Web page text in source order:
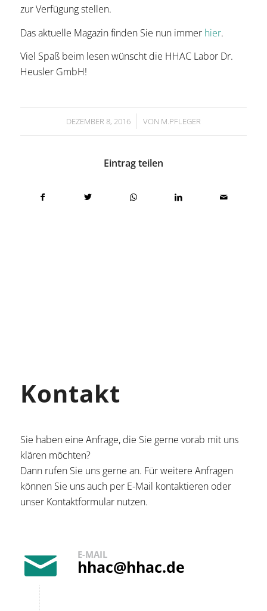
zur Verfügung stellen.
Das aktuelle Magazin finden Sie nun immer hier.
Viel Spaß beim lesen wünscht die HHAC Labor Dr.
Heusler GmbH!
DEZEMBER 8, 2016
/ VON M.PFLEGER
Eintrag teilen
Kontakt
Sie haben eine Anfrage, die Sie gerne vorab mit uns
klären möchten?
Dann rufen Sie uns gerne an. Für weitere Anfragen
können Sie uns auch per E-Mail kontaktieren oder
unser Kontaktformular nutzen.
E-MAIL
hhac@hhac.de